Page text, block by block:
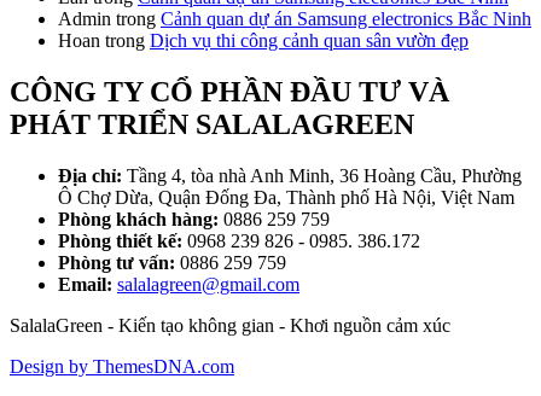
Admin trong Cảnh quan dự án Samsung electronics Bắc Ninh
Hoan trong Dịch vụ thi công cảnh quan sân vườn đẹp
CÔNG TY CỔ PHẦN ĐẦU TƯ VÀ
PHÁT TRIỂN SALALAGREEN
Địa chỉ: Tầng 4, tòa nhà Anh Minh, 36 Hoàng Cầu, Phường
Ô Chợ Dừa, Quận Đống Đa, Thành phố Hà Nội, Việt Nam
Phòng khách hàng: 0886 259 759
Phòng thiết kế: 0968 239 826 - 0985. 386.172
Phòng tư vấn: 0886 259 759
Email: salalagreen@gmail.com
SalalaGreen - Kiến tạo không gian - Khơi nguồn cảm xúc
Design by ThemesDNA.com